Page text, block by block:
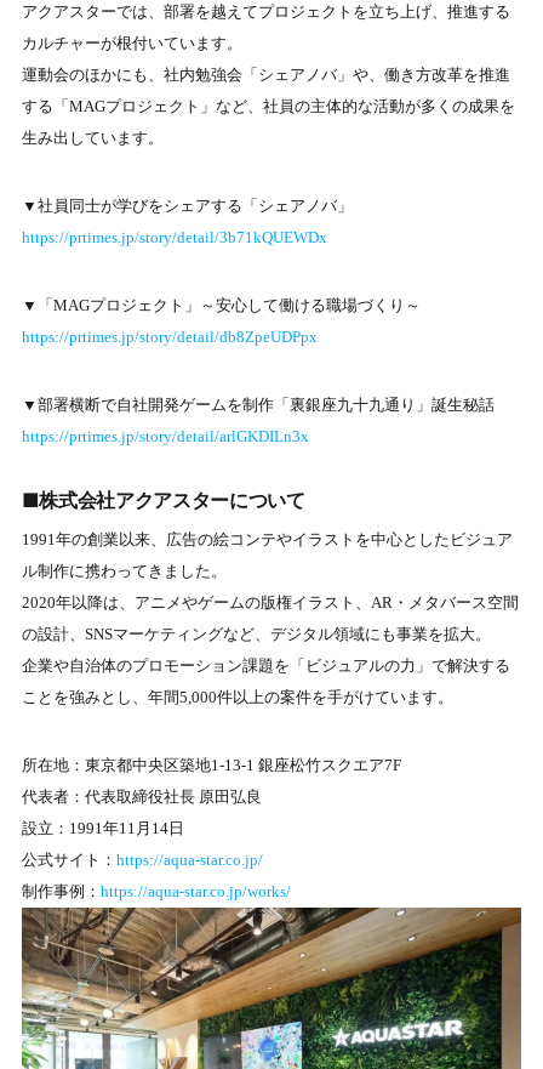
アクアスターでは、部署を越えてプロジェクトを立ち上げ、推進する
カルチャーが根付いています。
運動会のほかにも、社内勉強会「シェアノバ」や、働き方改革を推進
する「MAGプロジェクト」など、社員の主体的な活動が多くの成果を
生み出しています。
▼社員同士が学びをシェアする「シェアノバ」
https://prtimes.jp/story/detail/3b71kQUEWDx
▼「MAGプロジェクト」～安心して働ける職場づくり～
https://prtimes.jp/story/detail/db8ZpeUDPpx
▼部署横断で自社開発ゲームを制作「裏銀座九十九通り」誕生秘話
https://prtimes.jp/story/detail/arlGKDILn3x
■株式会社アクアスターについて
1991年の創業以来、広告の絵コンテやイラストを中心としたビジュア
ル制作に携わってきました。
2020年以降は、アニメやゲームの版権イラスト、AR・メタバース空間
の設計、SNSマーケティングなど、デジタル領域にも事業を拡大。
企業や自治体のプロモーション課題を「ビジュアルの力」で解決する
ことを強みとし、年間5,000件以上の案件を手がけています。
所在地：東京都中央区築地1-13-1 銀座松竹スクエア7F
代表者：代表取締役社長 原田弘良
設立：1991年11月14日
公式サイト： https://aqua-star.co.jp/
制作事例： https://aqua-star.co.jp/works/